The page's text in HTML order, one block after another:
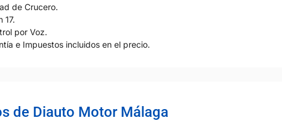
de Crucero.
17.
por Voz.
e Impuestos incluidos en el precio.
de Diauto Motor Málaga